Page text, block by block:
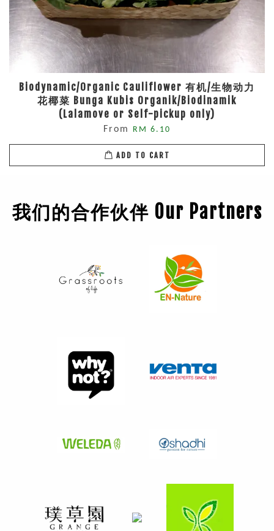
Biodynamic/Organic Cauliflower 有机/生物动力
花椰菜 Bunga Kubis Organik/Biodinamik
(Lalamove or Self-pickup only)
From RM 6.10
ADD TO CART
我们的合作伙伴 Our Partners